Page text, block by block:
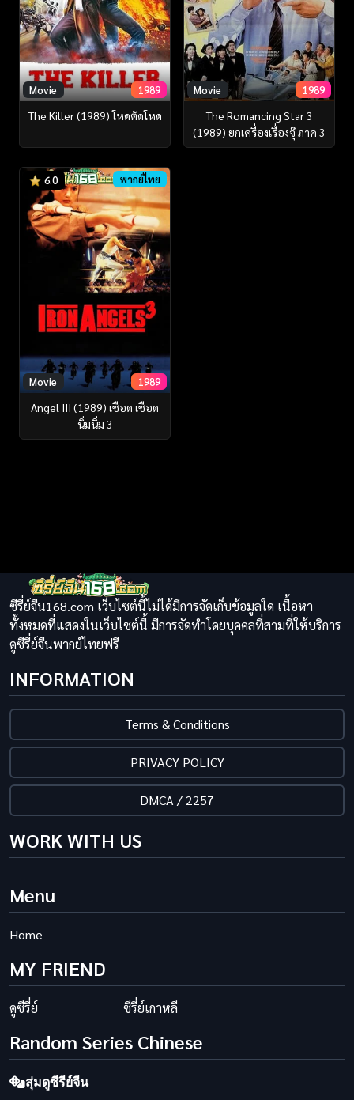
Movie 1989
The Killer (1989) โหดตัดโหด
Movie 1989
The Romancing Star 3
(1989) ยกเครื่องเรื่องจุ๊ ภาค 3
6.0 พากย์ไทย
Movie 1989
Angel III (1989) เชือด เชือด
นิ่มนิ่ม 3
ซีรี่ย์จีน168.com เว็บไซต์นี้ไม่ได้มีการจัดเก็บข้อมูลใด เนื้อหา
ทั้งหมดที่แสดงในเว็บไซต์นี้ มีการจัดทำโดยบุคคลที่สามที่ให้บริการ
ดูซีรี่ย์จีนพากย์ไทยฟรี
INFORMATION
Terms & Conditions
PRIVACY POLICY
DMCA / 2257
WORK WITH US
Menu
Home
MY FRIEND
ดูซีรี่ย์ ซีรี่ย์เกาหลี
Random Series Chinese
สุ่มดูซีรีย์จีน